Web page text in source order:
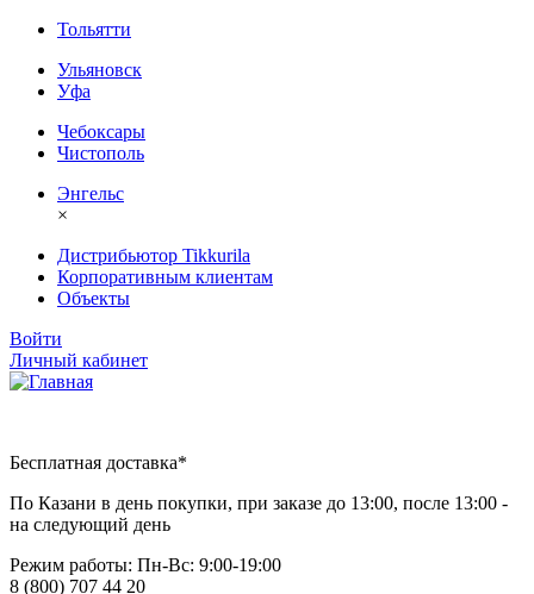
Тольятти
Ульяновск
Уфа
Чебоксары
Чистополь
Энгельс
×
Дистрибьютор Tikkurila
Корпоративным клиентам
Объекты
Войти
Личный кабинет
Бесплатная доставка*
По Казани в день покупки, при заказе до 13:00, после 13:00 -
на следующий день
Режим работы: Пн-Вc: 9:00-19:00
8 (800) 707 44 20